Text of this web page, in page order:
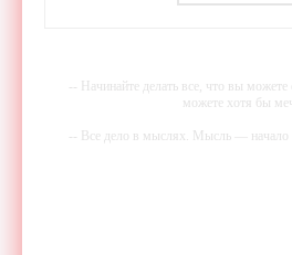
-- Начинайте делать все, что вы можете
можете хотя бы
-- Все дело в мыслях. Мысль — начало